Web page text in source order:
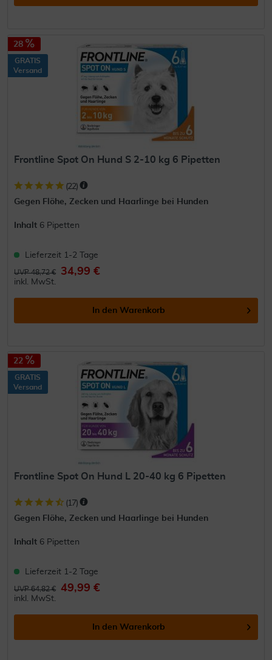
28
GRATIS
Versand
Frontline Spot On Hund S 2-10 kg 6 Pipetten
(22)
Gegen Flöhe, Zecken und Haarlinge bei Hunden
Inhalt 6 Pipetten
Lieferzeit 1-2 Tage
UVP 48,72 € 34,99 €
inkl. MwSt.
In den Warenkorb
22
GRATIS
Versand
Frontline Spot On Hund L 20-40 kg 6 Pipetten
(17)
Gegen Flöhe, Zecken und Haarlinge bei Hunden
Inhalt 6 Pipetten
Lieferzeit 1-2 Tage
UVP 64,82 € 49,99 €
inkl. MwSt.
In den Warenkorb